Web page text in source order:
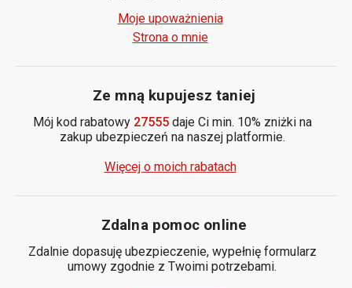
Moje upoważnienia
Strona o mnie
Ze mną kupujesz taniej
Mój kod rabatowy 27555daje Ci min. 10% zniżki na
zakup ubezpieczeń na naszej platformie.
Więcej o moich rabatach
Zdalna pomoc online
Zdalnie dopasuję ubezpieczenie, wypełnię formularz
umowy zgodnie z Twoimi potrzebami.